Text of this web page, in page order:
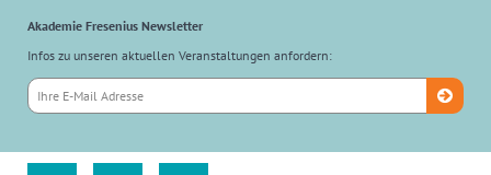
Akademie Fresenius Newsletter
Infos zu unseren aktuellen Veranstaltungen anfordern: